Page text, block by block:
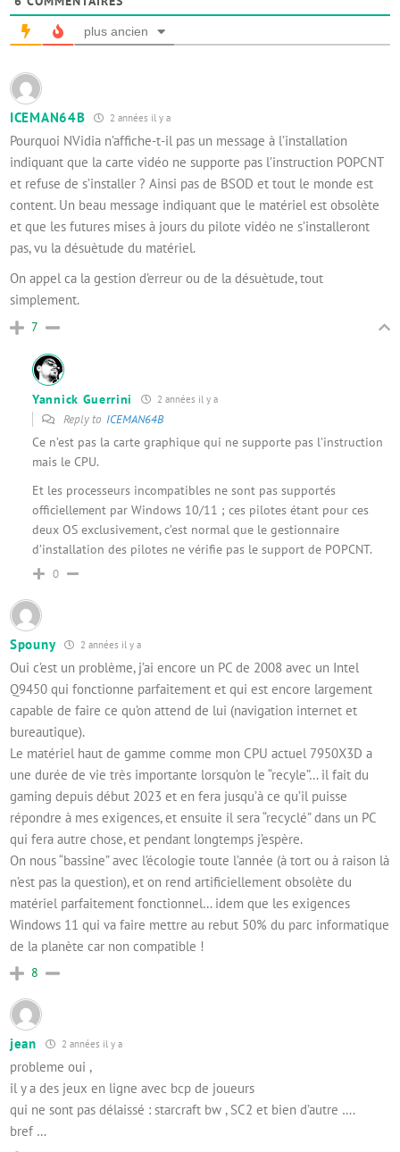
plus ancien
ICEMAN64B 2 années il y a
Pourquoi NVidia n’affiche-t-il pas un message à l’installation
indiquant que la carte vidéo ne supporte pas l’instruction POPCNT
et refuse de s’installer ? Ainsi pas de BSOD et tout le monde est
content. Un beau message indiquant que le matériel est obsolète
et que les futures mises à jours du pilote vidéo ne s’installeront
pas, vu la désuètude du matériel.
On appel ca la gestion d’erreur ou de la désuètude, tout
simplement.
7
Yannick Guerrini 2 années il y a
Reply to ICEMAN64B
Ce n’est pas la carte graphique qui ne supporte pas l’instruction
mais le CPU.
Et les processeurs incompatibles ne sont pas supportés
officiellement par Windows 10/11 ; ces pilotes étant pour ces
deux OS exclusivement, c’est normal que le gestionnaire
d’installation des pilotes ne vérifie pas le support de POPCNT.
0
Spouny 2 années il y a
Oui c’est un problème, j’ai encore un PC de 2008 avec un Intel
Q9450 qui fonctionne parfaitement et qui est encore largement
capable de faire ce qu’on attend de lui (navigation internet et
bureautique).
Le matériel haut de gamme comme mon CPU actuel 7950X3D a
une durée de vie très importante lorsqu’on le “recyle”… il fait du
gaming depuis début 2023 et en fera jusqu’à ce qu’il puisse
répondre à mes exigences, et ensuite il sera “recyclé” dans un PC
qui fera autre chose, et pendant longtemps j’espère.
On nous “bassine” avec l’écologie toute l’année (à tort ou à raison là
n’est pas la question), et on rend artificiellement obsolète du
matériel parfaitement fonctionnel… idem que les exigences
Windows 11 qui va faire mettre au rebut 50% du parc informatique
de la planète car non compatible !
8
jean 2 années il y a
probleme oui ,
il y a des jeux en ligne avec bcp de joueurs
qui ne sont pas délaissé : starcraft bw , SC2 et bien d’autre ….
bref …